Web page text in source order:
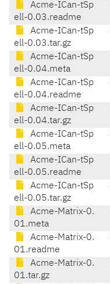
Acme-ICan-tSp
ell-0.03.readme
Acme-ICan-tSp
ell-0.03.tar.gz
Acme-ICan-tSp
ell-0.04.meta
Acme-ICan-tSp
ell-0.04.readme
Acme-ICan-tSp
ell-0.04.tar.gz
Acme-ICan-tSp
ell-0.05.meta
Acme-ICan-tSp
ell-0.05.readme
Acme-ICan-tSp
ell-0.05.tar.gz
Acme-Matrix-0.
01.meta
Acme-Matrix-0.
01.readme
Acme-Matrix-0.
01.tar.gz